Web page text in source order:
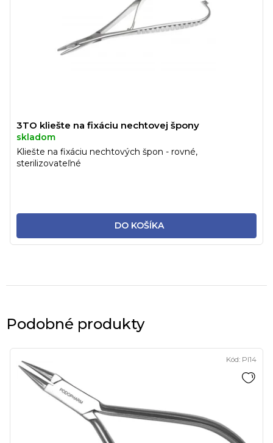
3TO kliešte na fixáciu nechtovej špony
skladom
DO KOŠÍKA
Kliešte na fixáciu nechtových špon - rovné,
sterilizovateľné
Podobné produkty
Kód: PI14